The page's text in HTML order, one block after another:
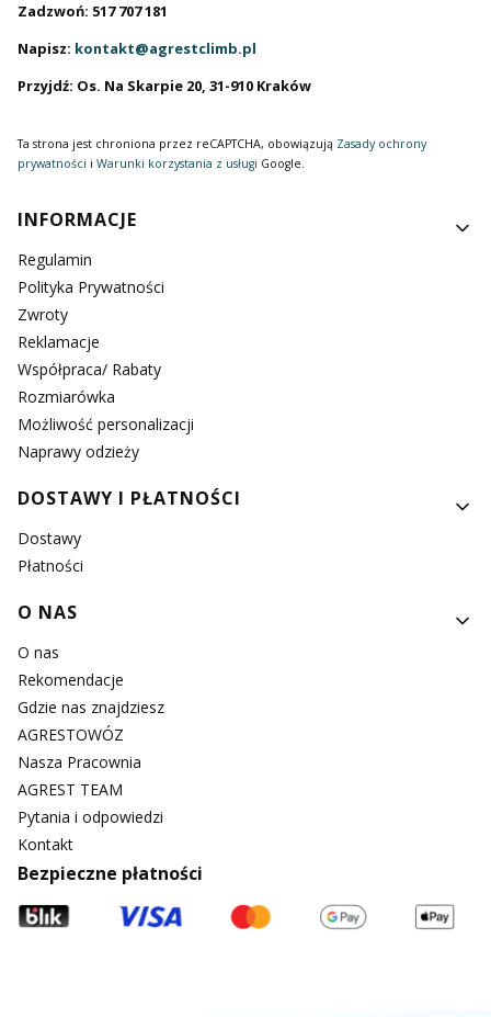
Zadzwoń: 517 707 181
Napisz: kontakt@agrestclimb.pl
Przyjdź: Os. Na Skarpie 20, 31-910 Kraków
Ta strona jest chroniona przez reCAPTCHA, obowiązują Zasady ochrony
prywatności i Warunki korzystania z usługi Google.
Linki w stopce
INFORMACJE
Regulamin
Polityka Prywatności
Zwroty
Reklamacje
Współpraca/ Rabaty
Rozmiarówka
Możliwość personalizacji
Naprawy odzieży
DOSTAWY I PŁATNOŚCI
Dostawy
Płatności
O NAS
O nas
Rekomendacje
Gdzie nas znajdziesz
AGRESTOWÓZ
Nasza Pracownia
AGREST TEAM
Pytania i odpowiedzi
Kontakt
Bezpieczne płatności